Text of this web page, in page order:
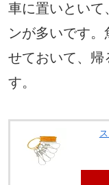
車に置いといて
ンが多いです
せておいて、帰
す。